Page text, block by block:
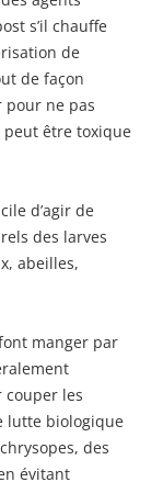
s’il chauffe
de
de façon
pour ne pas
être toxique
d’agir de
des larves
abeilles,
manger par
couper les
lutte biologique
des
évitant